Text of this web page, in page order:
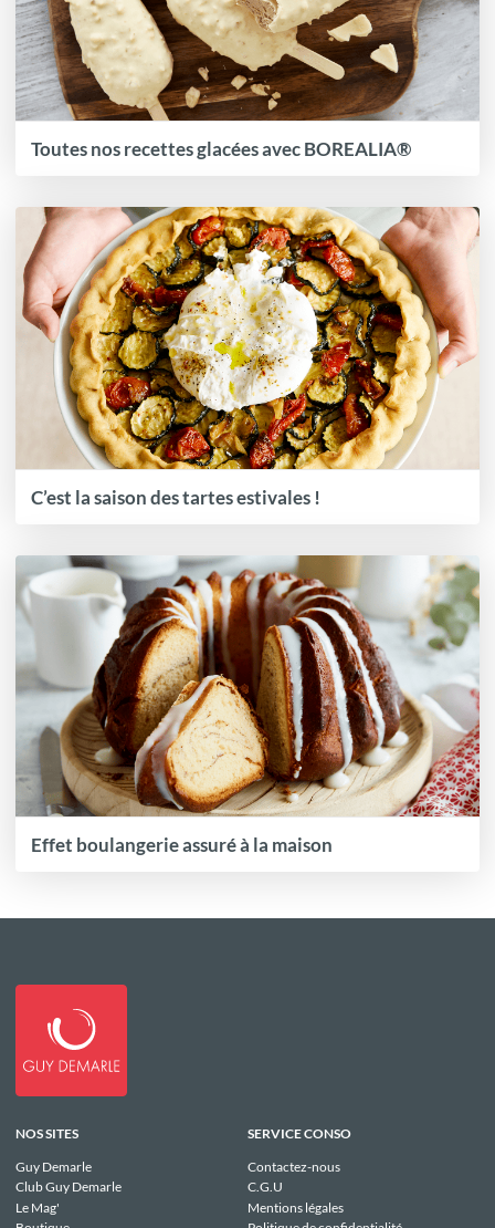
Toutes nos recettes glacées avec BOREALIA®
C’est la saison des tartes estivales !
Effet boulangerie assuré à la maison
NOS SITES
Guy Demarle
Club Guy Demarle
Le Mag'
SERVICE CONSO
Contactez-nous
C.G.U
Mentions légales